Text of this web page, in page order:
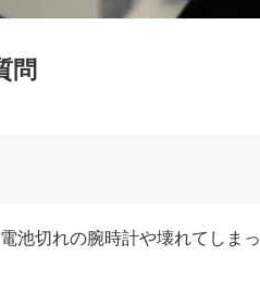
問
池切れの腕時計や壊れてしま